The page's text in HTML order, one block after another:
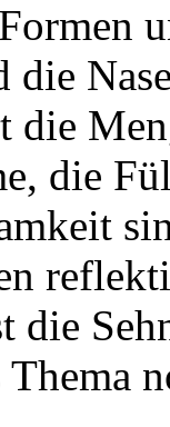
die
die
die
die